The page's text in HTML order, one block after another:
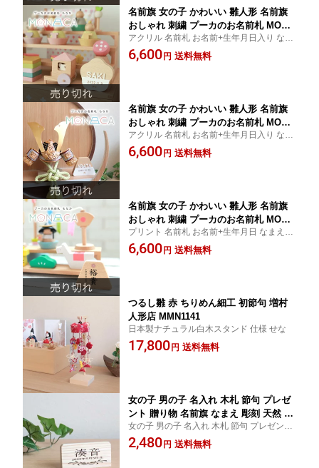
名前旗 女の子 かわいい 雛人形 名前旗
おしゃれ 刺繍 プーカのお名前札 MONA
CAもなか梅型 初節句 増村人形店 MMN1
128
アクリル 名前札 お名前+生年月日入り なま
え 命名旗 男の子
6,600 円 送料無料
名前旗 女の子 かわいい 雛人形 名前旗
おしゃれ 刺繍 プーカのお名前札 MONA
CAもなか 富士 初節句 増村人形店 MMN
1129
アクリル 名前札 お名前+生年月日入り なま
え 命名旗 男の子
6,600 円 送料無料
名前旗 女の子 かわいい 雛人形 名前旗
おしゃれ 刺繍 プーカのお名前札 MONA
CAもなか 富士 初節句 増村人形店 MMN
1130
プリント 名前札 お名前+生年月日 なまえ 命
名旗 男の子
6,600 円 送料無料
つるし雛 赤 ちりめん細工 初節句 増村
人形店 MMN1141
日本製ナチュラル白木スタンド 仕様 せな
17,800 円 送料無料
女の子 男の子 名入れ 木札 節句 プレゼ
ント 贈り物 名前旗 なまえ 彫刻 天然 名
前プレート四角型 吉野杉 初節句 増村人
形店 MMN0001183
女の子 男の子 名入れ 木札 節句 プレゼント
贈り物 名前旗 なまえ 彫刻 天然
2,480 円 送料無料